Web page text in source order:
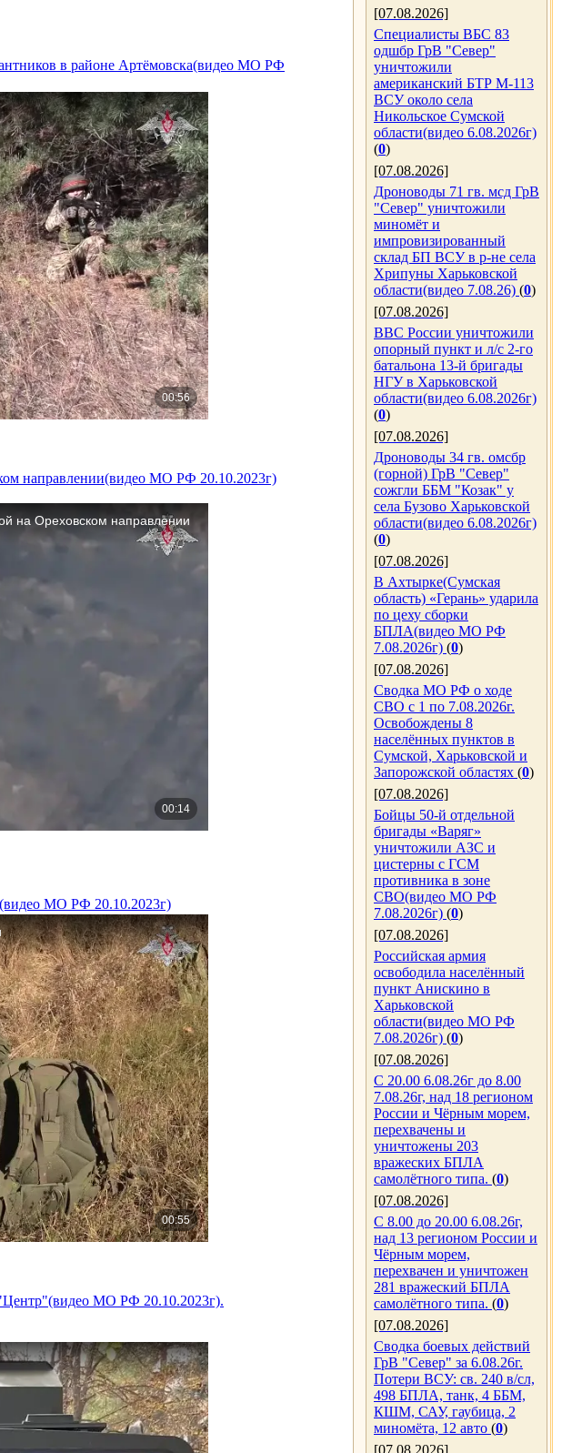
в районе Артёмовска(видео МО РФ
направлении(видео МО РФ 20.10.2023г)
МО РФ 20.10.2023г)
"Центр"(видео МО РФ 20.10.2023г).
[07.08.2026]
Специалисты ВБС 83
одшбр ГрВ "Север"
уничтожили
американский БТР М-113
ВСУ около села
Никольское Сумской
области(видео 6.08.2026г)
(0)
[07.08.2026]
Дроноводы 71 гв. мсд ГрВ
"Север" уничтожили
миномёт и
импровизированный
склад БП ВСУ в р-не села
Хрипуны Харьковской
области(видео 7.08.26) (0)
[07.08.2026]
ВВС России уничтожили
опорный пункт и л/с 2-го
батальона 13-й бригады
НГУ в Харьковской
области(видео 6.08.2026г)
(0)
[07.08.2026]
Дроноводы 34 гв. омсбр
(горной) ГрВ "Север"
сожгли ББМ "Козак" у
села Бузово Харьковской
области(видео 6.08.2026г)
(0)
[07.08.2026]
В Ахтырке(Сумская
область) «Герань» ударила
по цеху сборки
БПЛА(видео МО РФ
7.08.2026г) (0)
[07.08.2026]
Сводка МО РФ о ходе
СВО с 1 по 7.08.2026г.
Освобождены 8
населённых пунктов в
Сумской, Харьковской и
Запорожской областях (0)
[07.08.2026]
Бойцы 50-й отдельной
бригады «Варяг»
уничтожили АЗС и
цистерны с ГСМ
противника в зоне
СВО(видео МО РФ
7.08.2026г) (0)
[07.08.2026]
Российская армия
освободила населённый
пункт Анискино в
Харьковской
области(видео МО РФ
7.08.2026г) (0)
[07.08.2026]
С 20.00 6.08.26г до 8.00
7.08.26г, над 18 регионом
России и Чёрным морем,
перехвачены и
уничтожены 203
вражеских БПЛА
самолётного типа. (0)
[07.08.2026]
С 8.00 до 20.00 6.08.26г,
над 13 регионом России и
Чёрным морем,
перехвачен и уничтожен
281 вражеский БПЛА
самолётного типа. (0)
[07.08.2026]
Сводка боевых действий
ГрВ "Север" за 6.08.26г.
Потери ВСУ: св. 240 в/сл,
498 БПЛА, танк, 4 ББМ,
КШМ, САУ, гаубица, 2
миномёта, 12 авто (0)
[07.08.2026]